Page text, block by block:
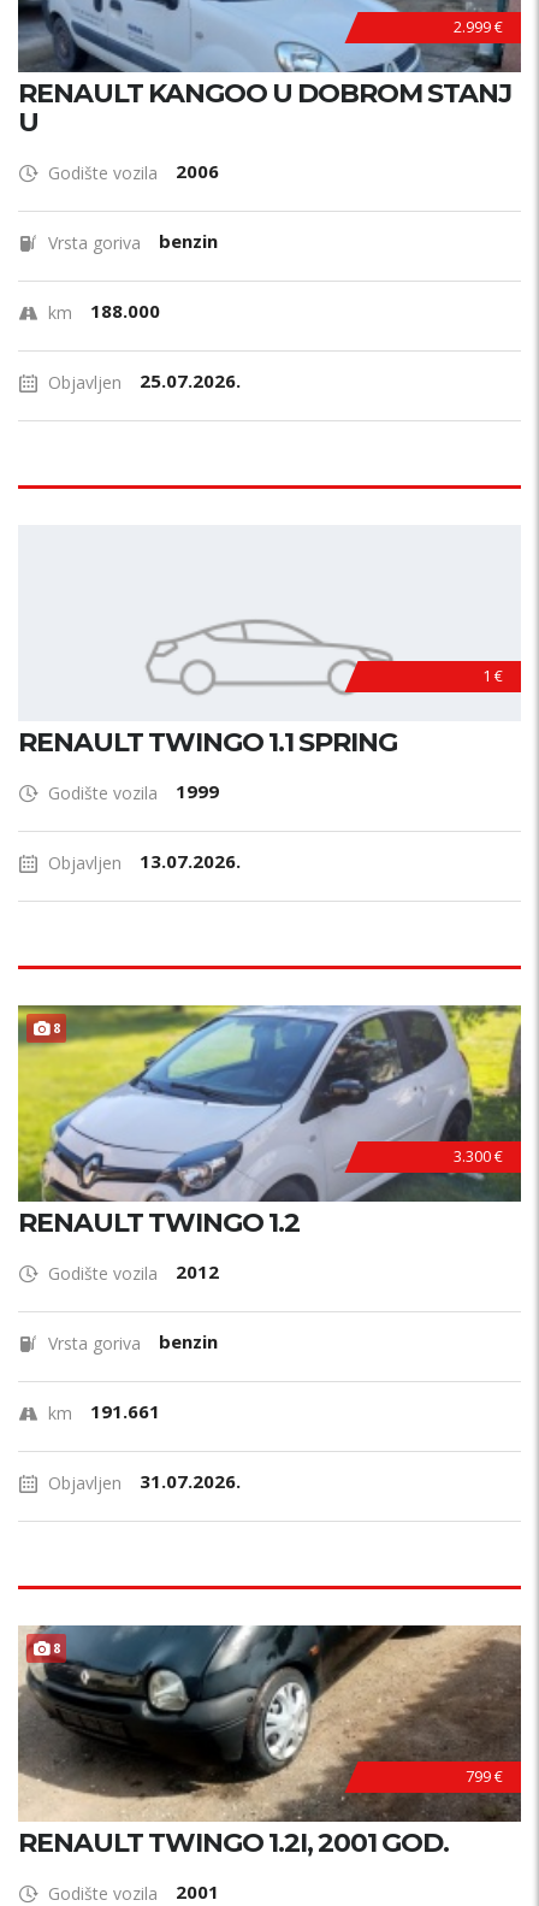
2.999 €
RENAULT KANGOO U DOBROM STANJ
U
Godište vozila 2006
Vrsta goriva benzin
km 188.000
Objavljen 25.07.2026.
1 €
RENAULT TWINGO 1.1 SPRING
Godište vozila 1999
Objavljen 13.07.2026.
8
3.300 €
RENAULT TWINGO 1.2
Godište vozila 2012
Vrsta goriva benzin
km 191.661
Objavljen 31.07.2026.
8
799 €
RENAULT TWINGO 1.2I, 2001 GOD.
Godište vozila 2001